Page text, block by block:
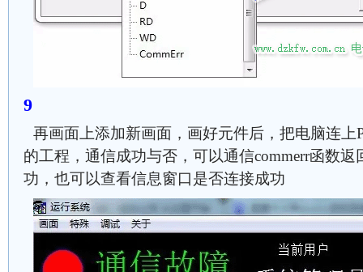
再画面上添加新画面，画好元件后，把电脑连
的工程，通信成功与否，可以通信commerr函数
功，也可以查看信息窗口是否连接成功